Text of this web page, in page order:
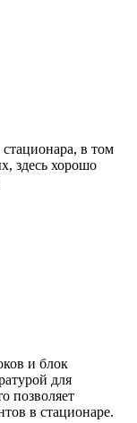
в том
здесь хорошо
и блок
для
позволяет
в стационаре.